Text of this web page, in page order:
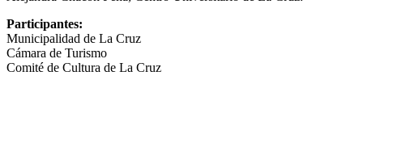
Participantes:
Municipalidad de La Cruz
Cámara de Turismo
Comité de Cultura de La Cruz